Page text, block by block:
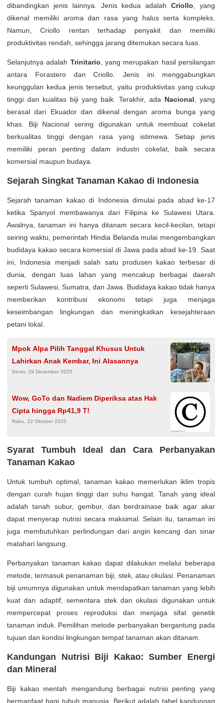
dibandingkan jenis lainnya. Jenis kedua adalahCriollo , yang
dikenal memiliki aroma dan rasa yang halus serta kompleks.
Namun, Criollo rentan terhadap penyakit dan memiliki
produktivitas rendah, sehingga jarang ditemukan secara luas.
Selanjutnya adalah Trinitario , yang merupakan hasil persilangan
antara Forastero dan Criollo. Jenis ini menggabungkan
keunggulan kedua jenis tersebut, yaitu produktivitas yang cukup
tinggi dan kualitas biji yang baik. Terakhir, ada Nacional , yang
berasal dari Ekuador dan dikenal dengan aroma bunga yang
khas. Biji Nacional sering digunakan untuk membuat cokelat
berkualitas tinggi dengan rasa yang istimewa. Setiap jenis
memiliki peran penting dalam industri cokelat, baik secara
komersial maupun budaya.
Sejarah Singkat Tanaman Kakao di Indonesia
Sejarah tanaman kakao di Indonesia dimulai pada abad ke-17
ketika Spanyol membawanya dari Filipina ke Sulawesi Utara.
Awalnya, tanaman ini hanya ditanam secara kecil-kecilan, tetapi
seiring waktu, pemerintah Hindia Belanda mulai mengembangkan
budidaya kakao secara komersial di Jawa pada abad ke-19. Saat
ini, Indonesia menjadi salah satu produsen kakao terbesar di
dunia, dengan luas lahan yang mencakup berbagai daerah
seperti Sulawesi, Sumatra, dan Jawa. Budidaya kakao tidak hanya
memberikan kontribusi ekonomi tetapi juga menjaga
keseimbangan lingkungan dan meningkatkan kesejahteraan
petani lokal.
Mpok Alpa Pilih Tanggal Khusus Untuk
Lahirkan Anak Kembar, Ini Alasannya
Senin, 29 Desember 2025
Wow, GoTo dan Nadiem Diperiksa atas Hak
Cipta hingga Rp41,9 T!
Rabu, 22 Oktober 2025
Syarat Tumbuh Ideal dan Cara Perbanyakan
Tanaman Kakao
Untuk tumbuh optimal, tanaman kakao memerlukan iklim tropis
dengan curah hujan tinggi dan suhu hangat. Tanah yang ideal
adalah tanah subur, gembur, dan berdrainase baik agar akar
dapat menyerap nutrisi secara maksimal. Selain itu, tanaman ini
juga membutuhkan perlindungan dari angin kencang dan sinar
matahari langsung.
Perbanyakan tanaman kakao dapat dilakukan melalui beberapa
metode, termasuk penanaman biji, stek, atau okulasi. Penanaman
biji umumnya digunakan untuk mendapatkan tanaman yang lebih
kuat dan adaptif, sementara stek dan okulasi digunakan untuk
mempercepat proses reproduksi dan menjaga sifat genetik
tanaman induk. Pemilihan metode perbanyakan bergantung pada
tujuan dan kondisi lingkungan tempat tanaman akan ditanam.
Kandungan Nutrisi Biji Kakao: Sumber Energi
dan Mineral
Biji kakao mentah mengandung berbagai nutrisi penting yang
bermanfaat bagi tubuh manusia. Berikut adalah tabel kandungan